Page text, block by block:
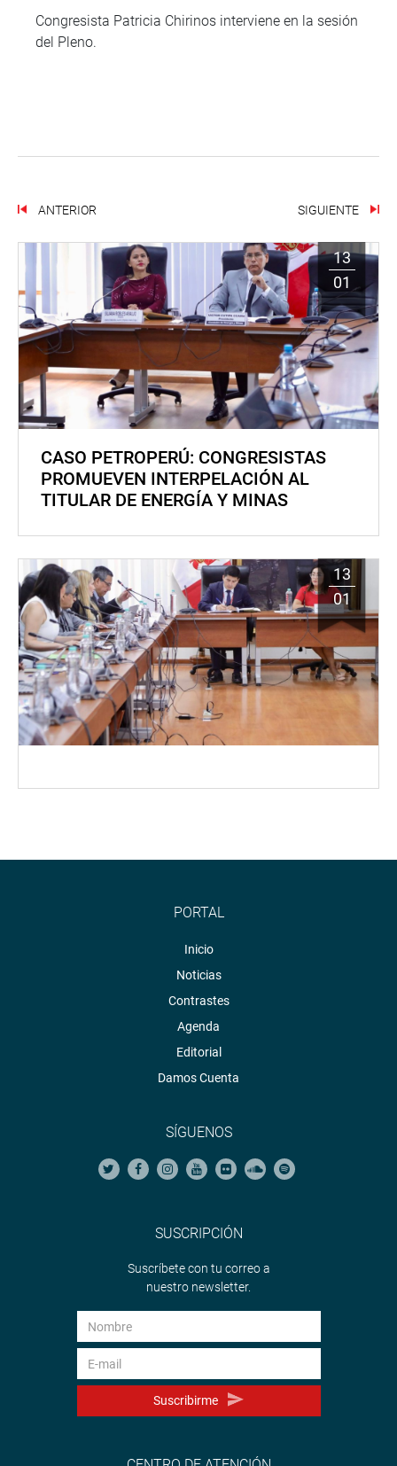
Congresista Patricia Chirinos interviene en la sesión
del Pleno.
ANTERIOR SIGUIENTE
13
01
CASO PETROPERÚ: CONGRESISTAS
PROMUEVEN INTERPELACIÓN AL
TITULAR DE ENERGÍA Y MINAS
13
01
PORTAL
Inicio
Noticias
Contrastes
Agenda
Editorial
Damos Cuenta
SÍGUENOS
SUSCRIPCIÓN
Suscríbete con tu correo a
nuestro newsletter.
Suscribirme